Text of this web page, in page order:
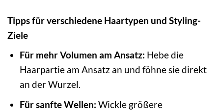
Tipps für verschiedene Haartypen und Styling-
Ziele
Für mehr Volumen am Ansatz: Hebe die
Haarpartie am Ansatz an und föhne sie direkt
an der Wurzel.
Für sanfte Wellen: Wickle größere